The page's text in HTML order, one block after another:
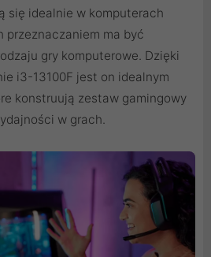
się idealnie w komputerach
przeznaczaniem ma być
gry komputerowe. Dzięki
i3-13100F jest on idealnym
konstruują zestaw gamingowy
w grach.